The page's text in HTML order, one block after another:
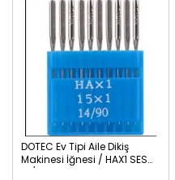
DOTEC Ev Tipi Aile Dikiş
Makinesi İğnesi / HAX1 SES
14/90 100ADET